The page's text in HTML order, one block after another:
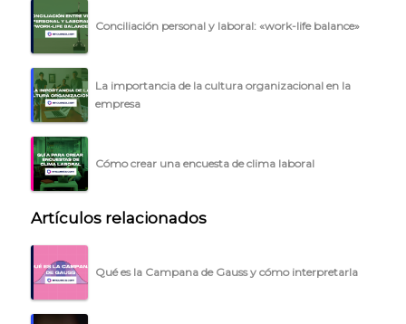
Conciliación personal y laboral: «work-life balance»
La importancia de la cultura organizacional en la
empresa
Cómo crear una encuesta de clima laboral
Artículos relacionados
Qué es la Campana de Gauss y cómo interpretarla